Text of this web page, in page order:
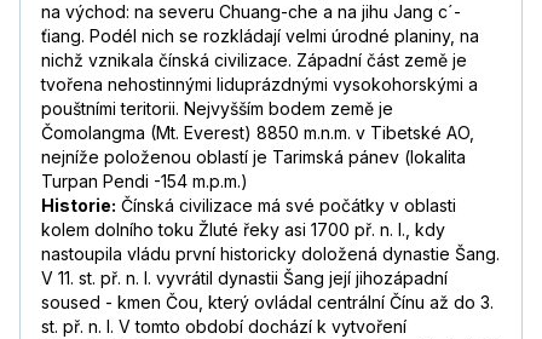
na východ: na severu Chuang-che a na jihu Jang c´-
ťiang. Podél nich se rozkládají velmi úrodné planiny, na
nichž vznikala čínská civilizace. Západní část země je
tvořena nehostinnými liduprázdnými vysokohorskými a
pouštními teritorii. Nejvyšším bodem země je
Čomolangma (Mt. Everest) 8850 m.n.m. v Tibetské AO,
nejníže položenou oblastí je Tarimská pánev (lokalita
Turpan Pendi -154 m.p.m.)
Historie: Čínská civilizace má své počátky v oblasti
kolem dolního toku Žluté řeky asi 1700 př. n. l., kdy
nastoupila vládu první historicky doložená dynastie Šang.
V 11. st. př. n. l. vyvrátil dynastii Šang její jihozápadní
soused - kmen Čou, který ovládal centrální Čínu až do 3.
st. př. n. l. V tomto období dochází k vytvoření